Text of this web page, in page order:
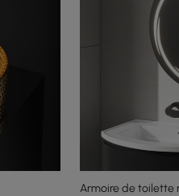
Armoire de toilette